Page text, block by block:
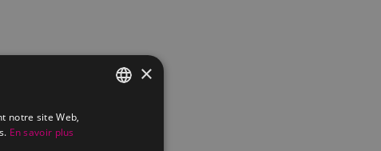
×
notre site Web,
En savoir plus